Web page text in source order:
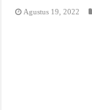
Agustus 19, 2022